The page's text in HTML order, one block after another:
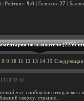
| Рейтинг: 9.0 | Голосов: 27 |
пользователя (2256
8 9 10 11 12 13 14 15 Следующая
13 20:33:10
чат. сообщение
сверху. странно.